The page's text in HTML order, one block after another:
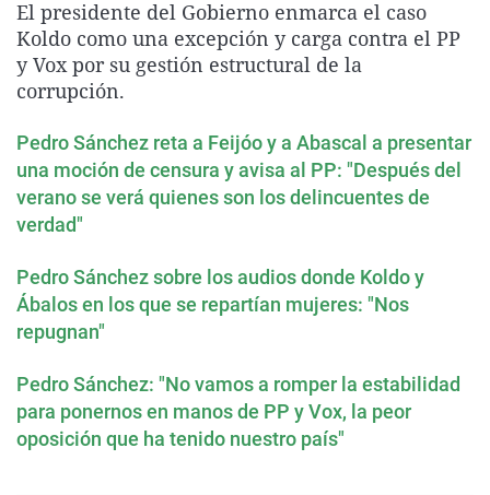
La rosa de los vientos
Gente viajera
Caso
Retornados
Operación Viuda
Extremadura
Galicia
Navarra
País Vasco
Virales
Televisión
El presidente del Gobierno enmarca el caso
Koldo como una excepción y carga contra el PP
y Vox por su gestión estructural de la
corrupción.
Pedro Sánchez reta a Feijóo y a Abascal a presentar
una moción de censura y avisa al PP: "Después del
verano se verá quienes son los delincuentes de
verdad"
Pedro Sánchez sobre los audios donde Koldo y
Ábalos en los que se repartían mujeres: "Nos
repugnan"
Pedro Sánchez: "No vamos a romper la estabilidad
para ponernos en manos de PP y Vox, la peor
oposición que ha tenido nuestro país"